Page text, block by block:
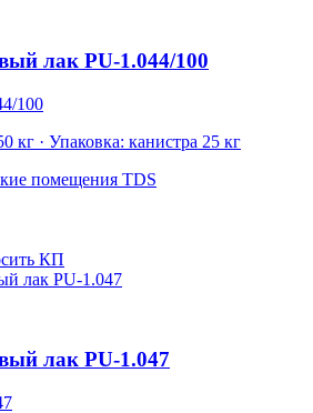
лак PU-1.044/100
100
кг · Упаковка: канистра 25 кг
помещения TDS
КП
лак PU-1.047